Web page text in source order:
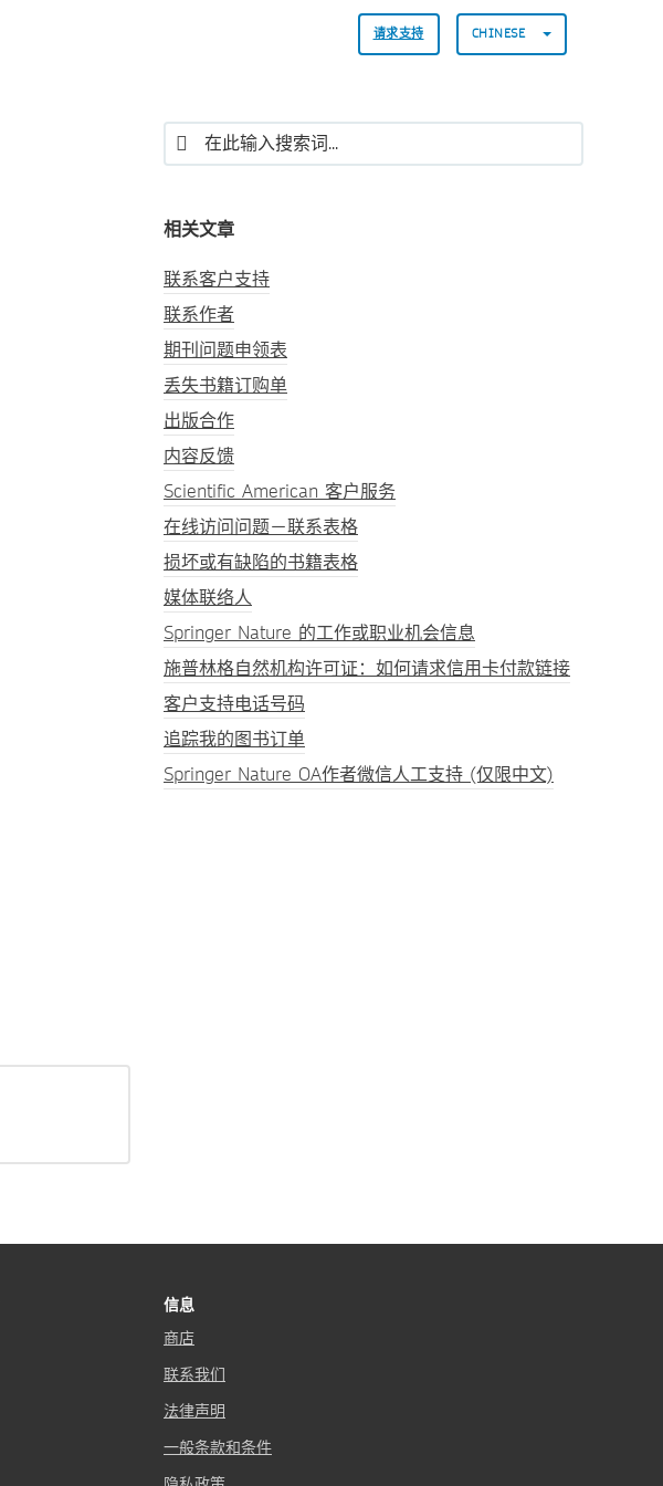
请求支持 CHINESE
相关文章
联系客户支持
联系作者
期刊问题申领表
丢失书籍订购单
出版合作
内容反馈
Scientific American 客户服务
在线访问问题－联系表格
损坏或有缺陷的书籍表格
媒体联络人
Springer Nature 的工作或职业机会信息
施普林格自然机构许可证：如何请求信用卡付款链接
客户支持电话号码
追踪我的图书订单
Springer Nature OA作者微信人工支持 (仅限中文)
信息
商店
联系我们
法律声明
一般条款和条件